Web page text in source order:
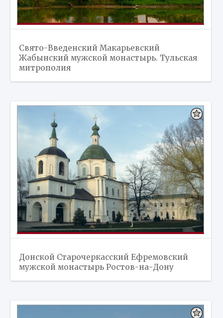
Свято-Введенский Макарьевский
Жабынский мужской монастырь. Тульская
митрополия
Донской Старочеркасский Ефремовский
мужской монастырь Ростов-на-Дону